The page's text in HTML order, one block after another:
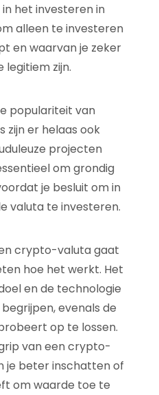
het investeren in
alleen te investeren
en waarvan je zeker
legitiem zijn.
populariteit van
er helaas ook
projecten
om grondig
je besluit om in
valuta te investeren.
crypto-valuta gaat
hoe het werkt. Het
en de technologie
evenals de
op te lossen.
van een crypto-
je beter inschatten of
om waarde toe te